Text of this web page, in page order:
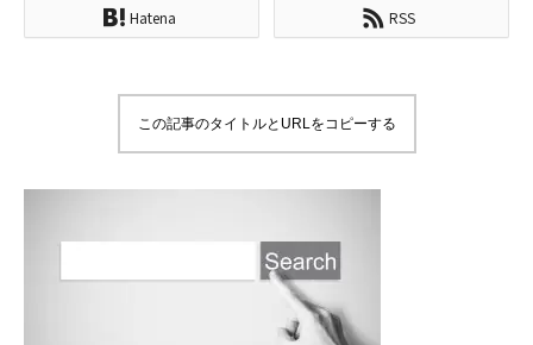
Hatena RSS
この記事のタイトルとURLをコピーする